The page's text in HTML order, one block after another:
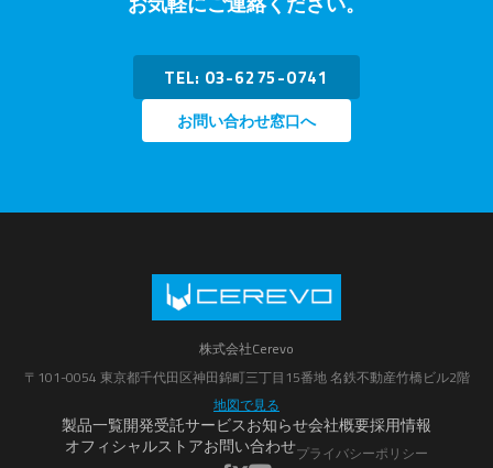
TEL: 03-6275-0741
お問い合わせ窓口へ
株式会社Cerevo
〒101-0054 東京都千代田区神田錦町三丁目15番地 名鉄不動産竹橋ビル2階
地図で見る
製品一覧開発受託サービスお知らせ会社概要採用情報
オフィシャルストアお問い合わせプライバシーポリシー